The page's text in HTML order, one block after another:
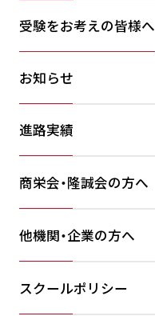
受験をお考えの皆様へ
お知らせ
進路実績
商栄会・隆誠会の方へ
他機関・企業の方へ
スクールポリシー